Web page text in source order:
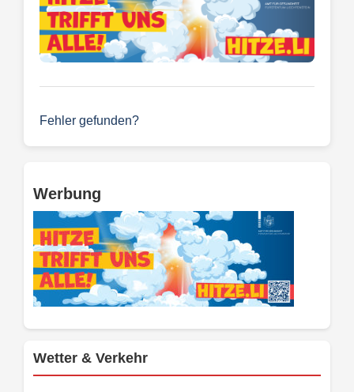
Fehler gefunden?
Werbung
Wetter & Verkehr